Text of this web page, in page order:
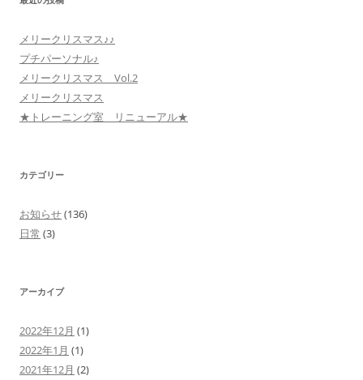
メリークリスマス♪♪
プチパーソナル♪
メリークリスマス Vol.2
メリークリスマス
★トレーニング室 リニューアル★
カテゴリー
お知らせ(136)
日常 (3)
アーカイブ
2022年12月 (1)
2022年1月 (1)
2021年12月 (2)